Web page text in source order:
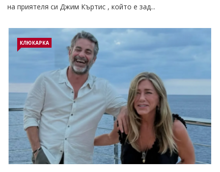
на приятеля си Джим Къртис , който е зад...
КЛЮКАРКА